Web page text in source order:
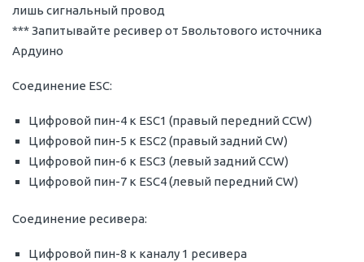
лишь сигнальный провод
*** Запитывайте ресивер от 5вольтового источника
Ардуино
Соединение ESC:
Цифровой пин-4 к ESC1 (правый передний CCW)
Цифровой пин-5 к ESC2 (правый задний CW)
Цифровой пин-6 к ESC3 (левый задний CCW)
Цифровой пин-7 к ESC4 (левый передний CW)
Соединение ресивера:
Цифровой пин-8 к каналу 1 ресивера